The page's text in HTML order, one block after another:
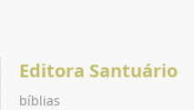
Editora Santuário
bíblias